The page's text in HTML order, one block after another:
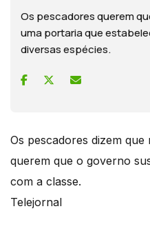
Os pescadores querem
uma portaria que
diversas espécies.
Os pescadores dizem
querem que o governo
com a classe.
Telejornal